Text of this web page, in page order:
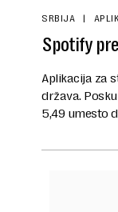
SRBIJA
Spotify
Aplikacija za
država.
5,49 umesto